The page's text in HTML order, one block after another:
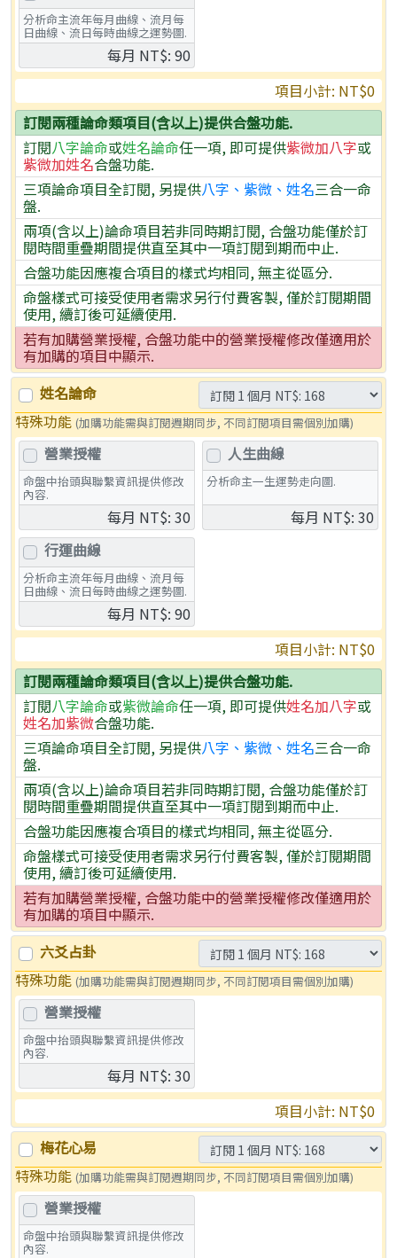
分析命主流年每月曲線、流月每
日曲線、流日每時曲線之運勢圖.
每月 NT$: 90
項目小計: NT$0
訂閱兩種論命類項目(含以上)提供合盤功能.
訂閱八字論命或姓名論命任一項, 即可提供紫微加八字或
紫微加姓名合盤功能.
三項論命項目全訂閱, 另提供八字、紫微、姓名三合一命
盤.
兩項(含以上)論命項目若非同時期訂閱, 合盤功能僅於訂
閱時間重疊期間提供直至其中一項訂閱到期而中止.
合盤功能因應複合項目的樣式均相同, 無主從區分.
命盤樣式可接受使用者需求另行付費客製, 僅於訂閱期間
使用, 續訂後可延續使用.
若有加購營業授權, 合盤功能中的營業授權修改僅適用於
有加購的項目中顯示.
姓名論命
特殊功能 (加購功能需與訂閱週期同步, 不同訂閱項目需個別加購)
營業授權
命盤中抬頭與聯繫資訊提供修改
內容.
每月 NT$: 30
人生曲線
分析命主一生運勢走向圖.
每月 NT$: 30
行運曲線
分析命主流年每月曲線、流月每
日曲線、流日每時曲線之運勢圖.
每月 NT$: 90
項目小計: NT$0
訂閱兩種論命類項目(含以上)提供合盤功能.
訂閱八字論命或紫微論命任一項, 即可提供姓名加八字或
姓名加紫微合盤功能.
三項論命項目全訂閱, 另提供八字、紫微、姓名三合一命
盤.
兩項(含以上)論命項目若非同時期訂閱, 合盤功能僅於訂
閱時間重疊期間提供直至其中一項訂閱到期而中止.
合盤功能因應複合項目的樣式均相同, 無主從區分.
命盤樣式可接受使用者需求另行付費客製, 僅於訂閱期間
使用, 續訂後可延續使用.
若有加購營業授權, 合盤功能中的營業授權修改僅適用於
有加購的項目中顯示.
六爻占卦
特殊功能 (加購功能需與訂閱週期同步, 不同訂閱項目需個別加購)
營業授權
命盤中抬頭與聯繫資訊提供修改
內容.
每月 NT$: 30
項目小計: NT$0
梅花心易
特殊功能 (加購功能需與訂閱週期同步, 不同訂閱項目需個別加購)
營業授權
命盤中抬頭與聯繫資訊提供修改
內容.